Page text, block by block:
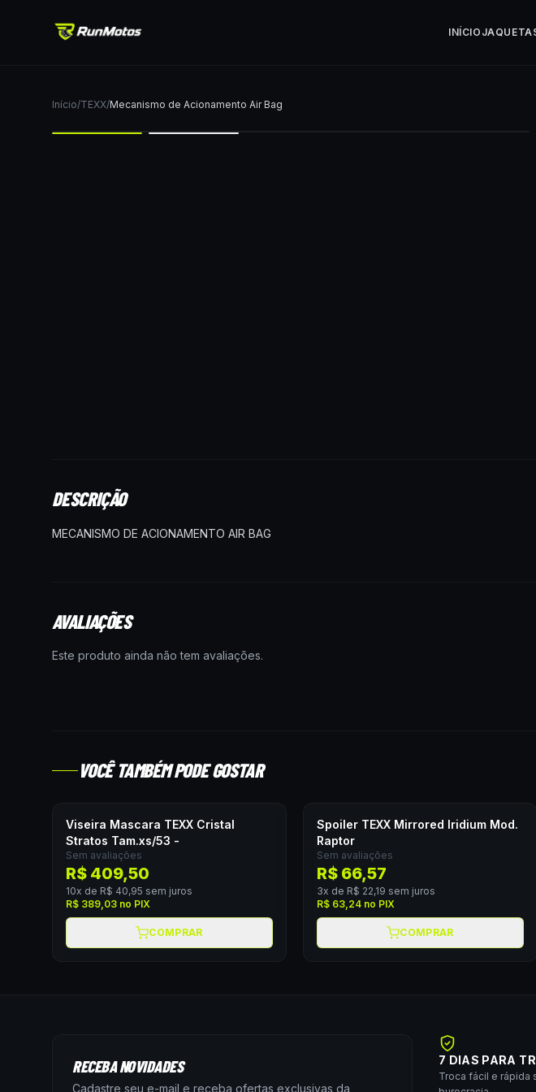
INÍCIO
Início/TEXX/Mecanismo de Acionamento Air Bag
DESCRIÇÃO
MECANISMO DE ACIONAMENTO AIR BAG
AVALIAÇÕES
Este produto ainda não tem avaliações.
VOCÊ TAMBÉM PODE GOSTAR
Viseira Mascara TEXX Cristal
Stratos Tam.xs/53 -
Sem avaliações
R$ 409,50
10x de R$ 40,95 sem juros
R$ 389,03 no PIX
COMPRAR
Spoiler TEXX Mirrored Iridium Mod.
Raptor
Sem avaliações
R$ 66,57
3x de R$ 22,19 sem juros
R$ 63,24 no PIX
COMPRAR
RECEBA NOVIDADES
Cadastre seu e-mail e receba ofertas exclusivas da
7 DIAS PARA
Troca fácil e rápida